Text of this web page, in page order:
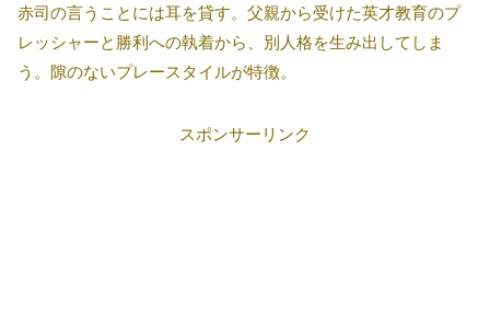
赤司の言うことには耳を貸す。父親から受けた英才教育のプ
レッシャーと勝利への執着から、別人格を生み出してしま
う。隙のないプレースタイルが特徴。
スポンサーリンク